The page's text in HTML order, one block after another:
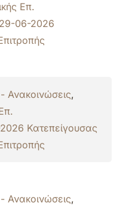
Επ.
06-2026
Ανακοινώσεις,
Κατεπείγουσας
Ανακοινώσεις,